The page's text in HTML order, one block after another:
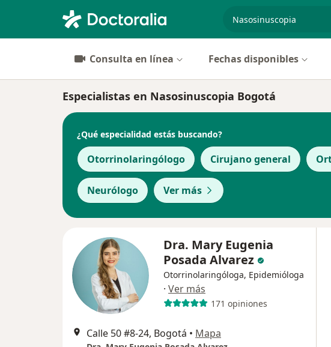
especialidad,
Consulta en línea Fechas disponibles
Especialistas en Nasosinuscopia Bogotá
¿Qué especialidad estás buscando?
Otorrinolaringólogo Cirujano general
Neurólogo Ver más
Dra. Mary Eugenia
Posada Alvarez
Otorrinolaringóloga, Epidemióloga
· Ver más
171 opiniones
Calle 50 #8-24, Bogotá • Mapa